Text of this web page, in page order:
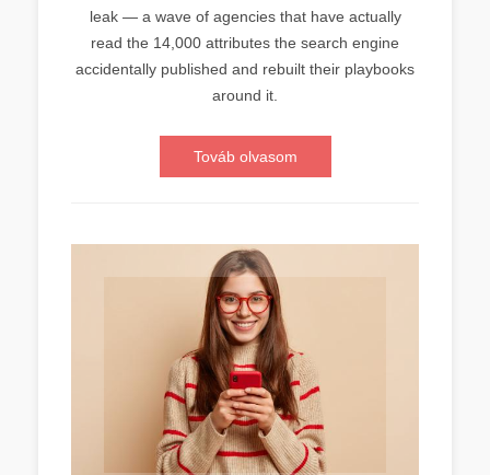
leak — a wave of agencies that have actually
read the 14,000 attributes the search engine
accidentally published and rebuilt their playbooks
around it.
Továb olvasom